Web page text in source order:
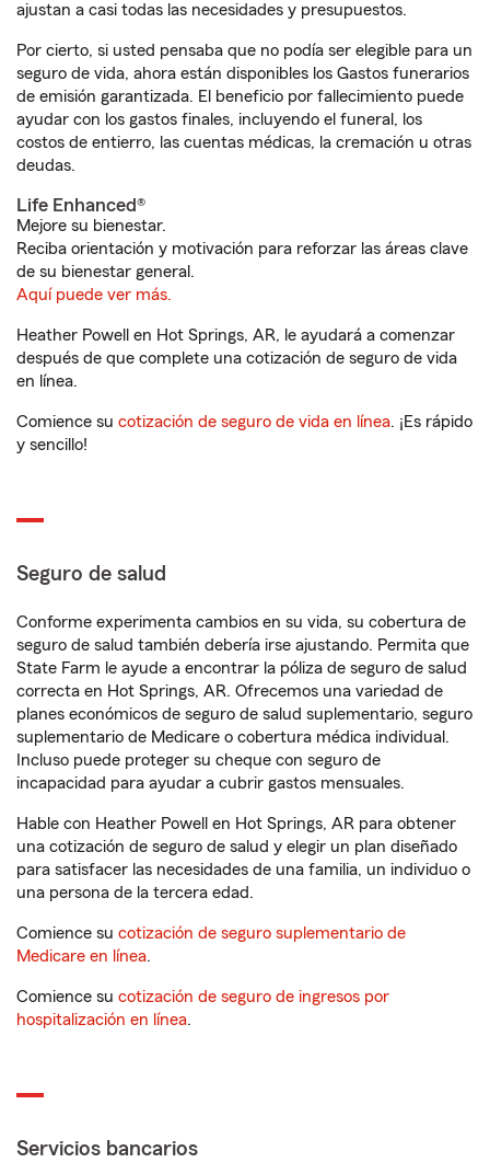
ajustan a casi todas las necesidades y presupuestos.
Por cierto, si usted pensaba que no podía ser elegible para un
seguro de vida, ahora están disponibles los Gastos funerarios
de emisión garantizada. El beneficio por fallecimiento puede
ayudar con los gastos finales, incluyendo el funeral, los
costos de entierro, las cuentas médicas, la cremación u otras
deudas.
Life Enhanced®
Mejore su bienestar.
Reciba orientación y motivación para reforzar las áreas clave
de su bienestar general.
Aquí puede ver más.
Heather Powell en Hot Springs, AR, le ayudará a comenzar
después de que complete una cotización de seguro de vida
en línea.
Comience su cotización de seguro de vida en línea. ¡Es rápido
y sencillo!
Seguro de salud
Conforme experimenta cambios en su vida, su cobertura de
seguro de salud también debería irse ajustando. Permita que
State Farm le ayude a encontrar la póliza de seguro de salud
correcta en Hot Springs, AR. Ofrecemos una variedad de
planes económicos de seguro de salud suplementario, seguro
suplementario de Medicare o cobertura médica individual.
Incluso puede proteger su cheque con seguro de
incapacidad para ayudar a cubrir gastos mensuales.
Hable con Heather Powell en Hot Springs, AR para obtener
una cotización de seguro de salud y elegir un plan diseñado
para satisfacer las necesidades de una familia, un individuo o
una persona de la tercera edad.
Comience su cotización de seguro suplementario de
Medicare en línea.
Comience su cotización de seguro de ingresos por
hospitalización en línea.
Servicios bancarios